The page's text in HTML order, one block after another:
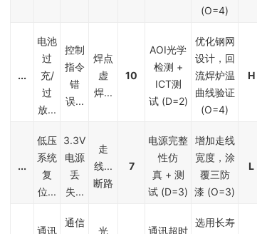
(O=4)
...
电池
过
充/
过
放...
控制
指令
错
误...
焊点
虚
焊...
10
AOI光学
检测 +
ICT测
试 (D=2)
优化钢网
设计，回
流焊炉温
曲线验证
(O=4)
H
...
低压
系统
复
位...
3.3V
电源
丢
失...
走
线...
断路
7
电源完整
性仿
真 + 测
试 (D=3)
增加走线
宽度，涂
覆三防
漆 (O=3)
L
通讯
通信
光 通讯超时
选用长寿